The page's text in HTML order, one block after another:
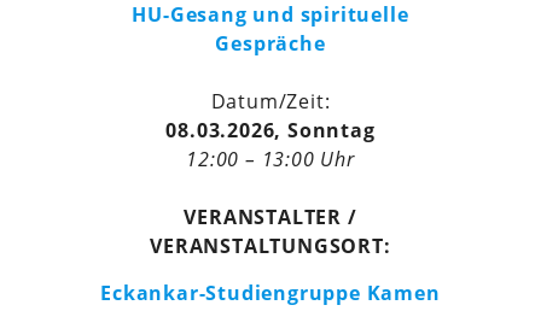
HU-Gesang und spirituelle
Gespräche
Datum/Zeit:
08.03.2026, Sonntag
12:00 – 13:00 Uhr
VERANSTALTER /
VERANSTALTUNGSORT:
Eckankar-Studiengruppe Kamen